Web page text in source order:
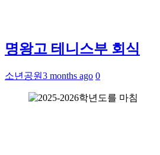
명왕고 테니스부 회식
소년공원3 months ago 0